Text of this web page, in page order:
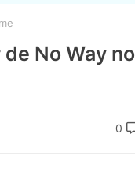
No Way no
0